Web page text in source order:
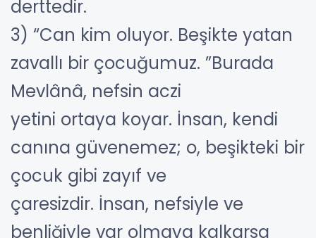
derttedir.
3) “Can kim oluyor. Beşikte yatan
zavallı bir çocuğumuz. ”Burada
Mevlânâ, nefsin aczi
yetini ortaya koyar. İnsan, kendi
canına güvenemez; o, beşikteki bir
çocuk gibi zayıf ve
çaresizdir. İnsan, nefsiyle ve
benliğiyle var olmaya kalkarsa